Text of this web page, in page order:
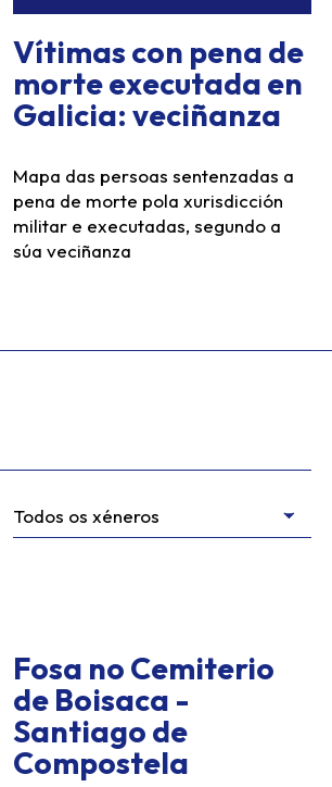
Vítimas con pena de
morte executada en
Galicia: veciñanza
Mapa das persoas sentenzadas a
pena de morte pola xurisdicción
militar e executadas, segundo a
súa veciñanza
Fosa no Cemiterio
de Boisaca -
Santiago de
Compostela